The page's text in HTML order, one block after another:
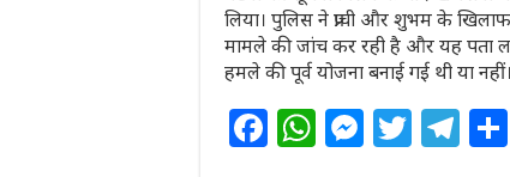
लिया। पुलिस ने प्राची और शुभम के
मामले की जांच कर रही है और यह पता
हमले की पूर्व योजना बनाई गई थी या नहीं।
F W M T T